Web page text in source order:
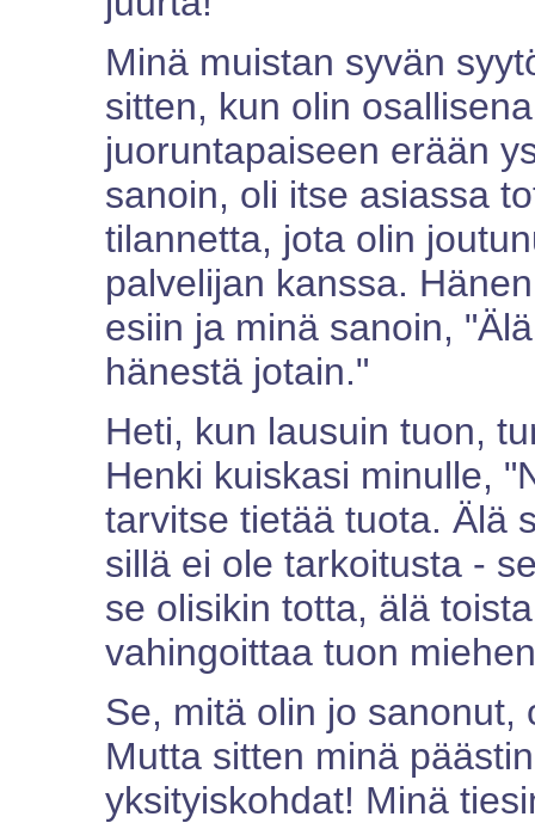
Minä muistan syvän
sitten, kun olin
juoruntapaiseen erään
sanoin, oli itse asiassa
tilannetta, jota olin
palvelijan kanssa.
esiin ja minä sanoin,
hänestä jotain."
Heti, kun lausuin tuon,
Henki kuiskasi minulle,
tarvitse tietää tuota. Älä
sillä ei ole tarkoitusta -
se olisikin totta, älä
vahingoittaa tuon
Se, mitä olin jo sanonut,
Mutta sitten minä
yksityiskohdat! Minä